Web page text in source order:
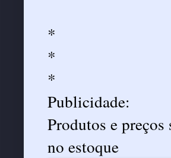
*
*
*
Publicidade:
Produtos e
no estoque